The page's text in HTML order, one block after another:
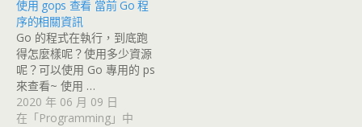
使用 gops 查看 當前 Go 程
序的相關資訊
Go 的程式在執行，到底跑
得怎麼樣呢？使用多少資源
呢？可以使用 Go 專用的 ps
來查看~ 使用 …
2020 年 06 月 09 日
在「Programming」中